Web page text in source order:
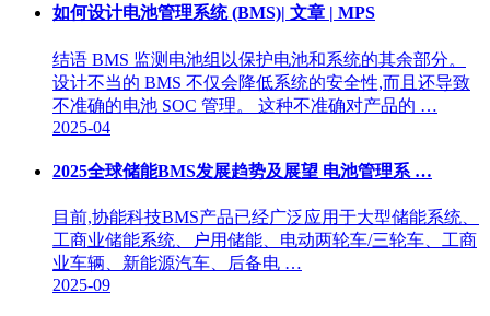
如何设计电池管理系统 (BMS)| 文章 | MPS
结语 BMS 监测电池组以保护电池和系统的其余部分。
设计不当的 BMS 不仅会降低系统的安全性,而且还导致
不准确的电池 SOC 管理。 这种不准确对产品的 …
2025-04
2025全球储能BMS发展趋势及展望 电池管理系 …
目前,协能科技BMS产品已经广泛应用于大型储能系统、
工商业储能系统、户用储能、电动两轮车/三轮车、工商
业车辆、新能源汽车、后备电 …
2025-09